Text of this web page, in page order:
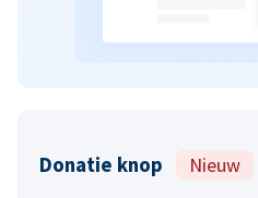
Donatie knop Nieuw